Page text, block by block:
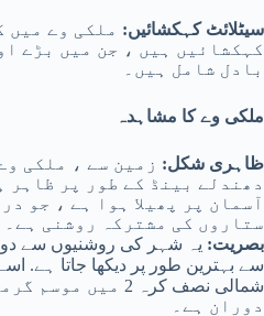
سیٹلائٹ کہکشائیں: ملکی وے میں
کہکشائیں ہیں ، جن میں بڑے
بادل شامل ہیں۔
ملکی وے کا مشاہدہ
ظاہری شکل: زمین سے ، ملکی
دھندلے بینڈ کے طور پر ظاہر
آسمان پر پھیلا ہوا ہے ، جو
ستاروں کی مشترکہ روشنی ہے۔
بصریت: یہ شہر کی روشنیوں سے
سے بہترین طور پر دیکھا جاتا ہے.
شمالی نصف کرہ 2
دوران ہے۔